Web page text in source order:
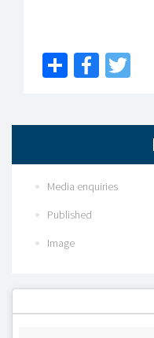
Share
Media enquiries
Published
Image